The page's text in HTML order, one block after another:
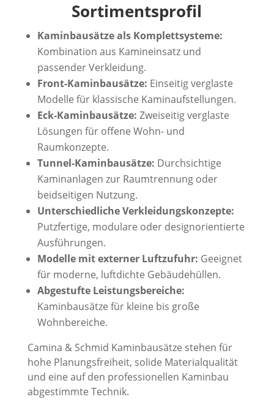
Sortimentsprofil
Kaminbausätze als Komplettsysteme:
Kombination aus Kamineinsatz und
passender Verkleidung.
Front-Kaminbausätze: Einseitig verglaste
Modelle für klassische Kaminaufstellungen.
Eck-Kaminbausätze: Zweiseitig verglaste
Lösungen für offene Wohn- und
Raumkonzepte.
Tunnel-Kaminbausätze: Durchsichtige
Kaminanlagen zur Raumtrennung oder
beidseitigen Nutzung.
Unterschiedliche Verkleidungskonzepte:
Putzfertige, modulare oder designorientierte
Ausführungen.
Modelle mit externer Luftzufuhr: Geeignet
für moderne, luftdichte Gebäudehüllen.
Abgestufte Leistungsbereiche:
Kaminbausätze für kleine bis große
Wohnbereiche.
Camina & Schmid Kaminbausätze stehen für
hohe Planungsfreiheit, solide Materialqualität
und eine auf den professionellen Kaminbau
abgestimmte Technik.